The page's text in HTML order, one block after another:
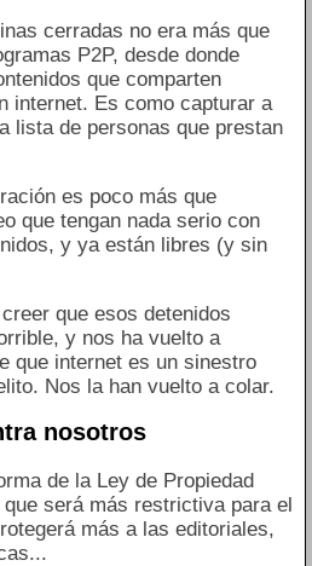
cerradas no era más que
P2P, desde donde
que comparten
internet. Es como capturar a
lista de personas que prestan
es poco más que
que tengan nada serio con
y ya están libres (y sin
que esos detenidos
y nos ha vuelto a
que internet es un sinestro
Nos la han vuelto a colar.
nosotros
de la Ley de Propiedad
será más restrictiva para el
más a las editoriales,